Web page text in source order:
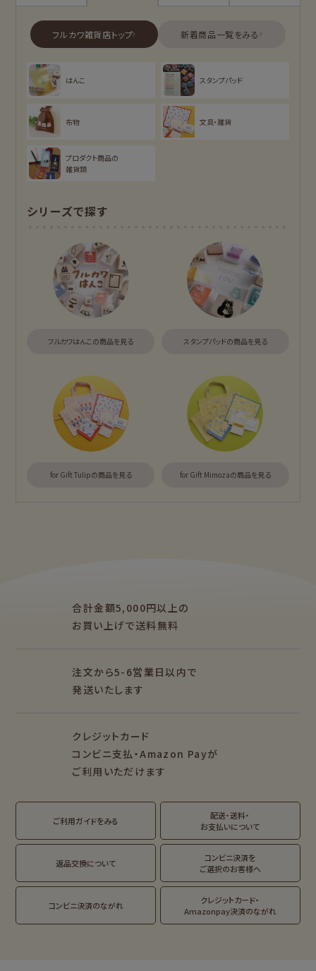
古川紙工プロダクトトップ 新着商品一覧を見る
シリーズ別
限定
お菓子などうぶつ
工房
NEW!
MARUKO and
chocolog
アイテム別
そえぶみ箋 遊び箋
ニコイチmemo
チョキチョキペーパ
ー
カード・ポストカー
ド
もっと見る
クリエイター別
mizutama
トコロコムギ オビワン
キャラクター別
MARUKO and
モンチッチ
フルカワ雑貨店トップ 新着商品一覧をみる
はんこ スタンプパッド
布物 文具・雑貨
プロダクト商品の
雑貨類
シリーズで探す
フルカワはんこの商品を見る スタンプパッドの商品を見る
for Gift Tulipの商品を見る for Gift Mimozaの商品を見る
M5 M6
その他
サンリオキャラクタ
ーズ
おやつパーティ
トビマツショウイチ
ロウ
トコロコムギ
アルプスの少女ハイ
ジ
Lipton BEAR'S
カルビーレトロ
サンリオキャラクタ
ーズ
フルーツマーケット
お菓子などうぶつ
工房
おりがみ
翠 sui の商品を見る 結々 yuiyui の商品を見る
合計金額5,000円以上の
お買い上げで送料無料
注文から5-6営業日以内で
発送いたします
クレジットカード
コンビニ支払・Amazon Payが
ご利用いただけます
ご利用ガイドをみる
配送・送料・
お支払いについて
返品交換について
コンビニ決済を
ご選択のお客様へ
コンビニ決済のながれ
クレジットカード・
Amazonpay決済のながれ